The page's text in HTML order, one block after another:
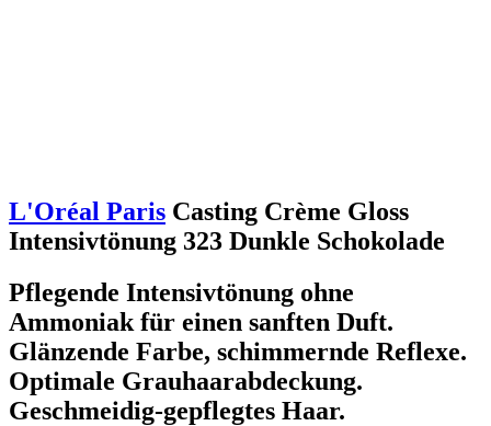
L'Oréal Paris Casting Crème Gloss
Intensivtönung 323 Dunkle Schokolade
Pflegende Intensivtönung ohne
Ammoniak für einen sanften Duft.
Glänzende Farbe, schimmernde Reflexe.
Optimale Grauhaarabdeckung.
Geschmeidig-gepflegtes Haar.